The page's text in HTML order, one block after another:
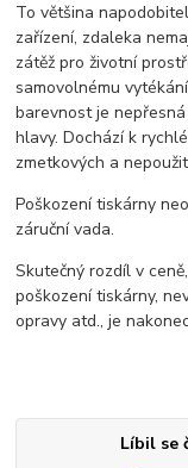
To většina
zařízení, zdaleka
zátěž pro životní
samovolnému
barevnost je
hlavy. Dochází k
zmetkových a
Poškození tiskárny
záruční vada.
Skutečný rozdíl v
poškození tiskárny,
opravy atd., je
Líbil se